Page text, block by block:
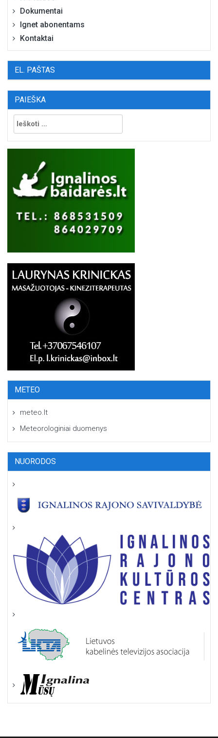
Dokumentai
Ignet abonentams
Kontaktai
EL. PAŠTAS
PAIEŠKA
Ieškoti:
METEO
meteo.lt
Meteorologiniai duomenys
NUORODOS